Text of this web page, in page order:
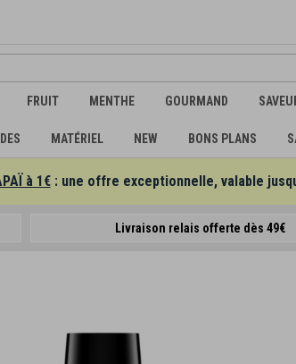
FRUIT MENTHE GOURMAND
MATÉRIEL NEW BONS PLANS
à 1€ : une offre exceptionnelle, valable
Livraison relais offerte dès 49€